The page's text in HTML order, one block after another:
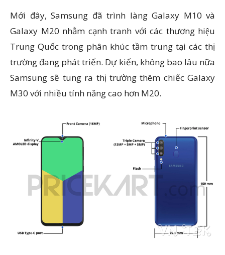
Mới đây, Samsung đã trình làng Galaxy M10 và
Galaxy M20 nhằm cạnh tranh với các thương hiệu
Trung Quốc trong phân khúc tầm trung tại các thị
trường đang phát triển. Dự kiến, không bao lâu nữa
Samsung sẽ tung ra thị trường thêm chiếc Galaxy
M30 với nhiều tính năng cao hơn M20.